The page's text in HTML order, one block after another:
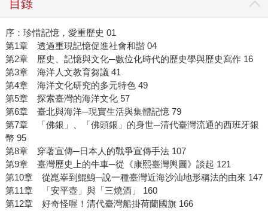
目錄
序：珍惜記憶，愛重歷史 01
第1章 透過重現記憶促進社會和諧 04
第2章 歷史、記憶與文化─數位化時代的歷史學與歷史寫作 16
第3章 海洋人文教育芻議 41
第4章 海洋文化研究的多元特色 49
第5章 探索臺灣的海洋文化 57
第6章 臺北與海洋─現實生活與集體記憶 79
第7章 「佛銀」、「佛頭銀」的身世─清代臺灣流通的西班牙銀
幣 95
第8章 穿著宣傳─日本人的戰爭宣傳手法 107
第9章 臺灣歷史上的牛車─從《康熙臺灣輿圖》談起 121
第10章 從崑峷到鯤鯓─說一種臺灣近海沙汕地形稱法的由來 147
第11章 「安平壺」與「三燒酒」 160
第12章 好奇怪喔！清代臺灣船掛荷蘭國旗 166